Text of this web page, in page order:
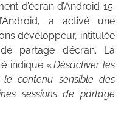
d’écran d’Android 15.
a activé une
développeur, intitulée
partage d’écran. La
indique «Désactiver les
contenu sensible des
sessions de partage